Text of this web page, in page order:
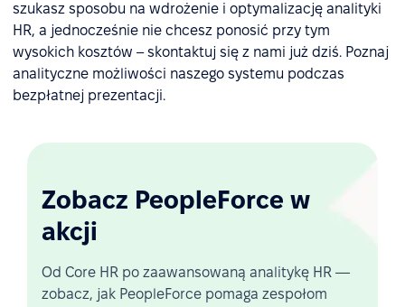
szukasz sposobu na wdrożenie i optymalizację analityki
HR, a jednocześnie nie chcesz ponosić przy tym
wysokich kosztów – skontaktuj się z nami już dziś. Poznaj
analityczne możliwości naszego systemu podczas
bezpłatnej prezentacji.
Zobacz PeopleForce w
akcji
Od Core HR po zaawansowaną analitykę HR —
zobacz, jak PeopleForce pomaga zespołom